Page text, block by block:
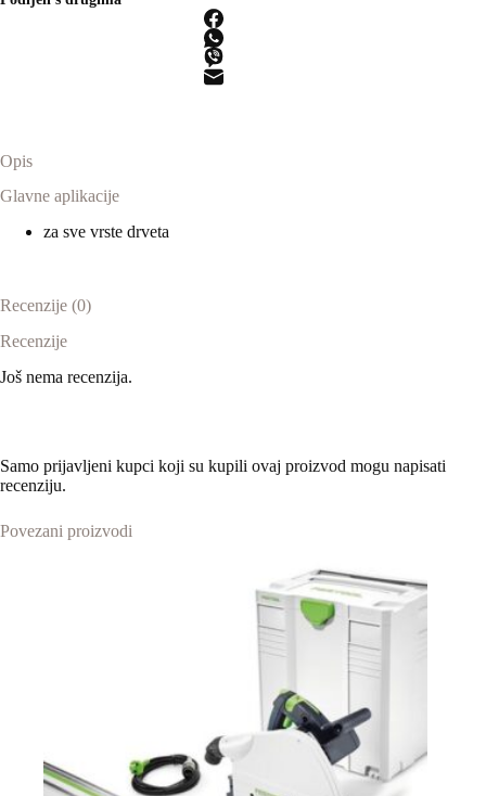
CSC
Opis
Glavne aplikacije
za sve vrste drveta
Recenzije (0)
Recenzije
Još nema recenzija.
Samo prijavljeni kupci koji su kupili ovaj proizvod mogu napisati
recenziju.
Povezani proizvodi